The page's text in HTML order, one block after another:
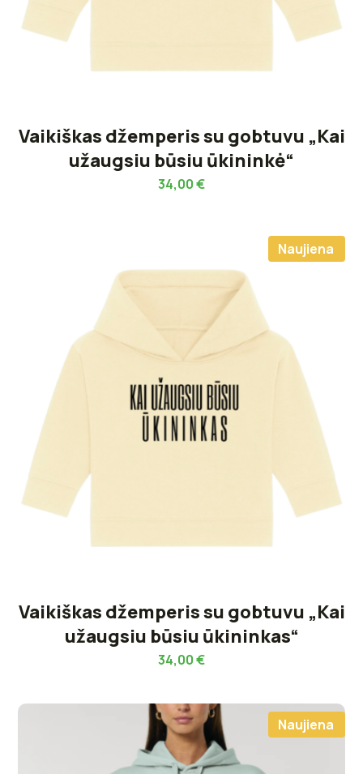
Vaikiškas džemperis su gobtuvu „Kai
užaugsiu būsiu ūkininkė“
34,00€
Naujiena
Vaikiškas džemperis su gobtuvu „Kai
užaugsiu būsiu ūkininkas“
34,00€
Naujiena